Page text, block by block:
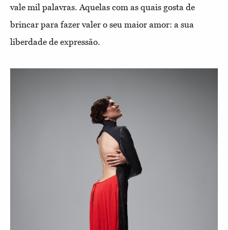
vale mil palavras. Aquelas com as quais gosta de
brincar para fazer valer o seu maior amor: a sua
liberdade de expressão.